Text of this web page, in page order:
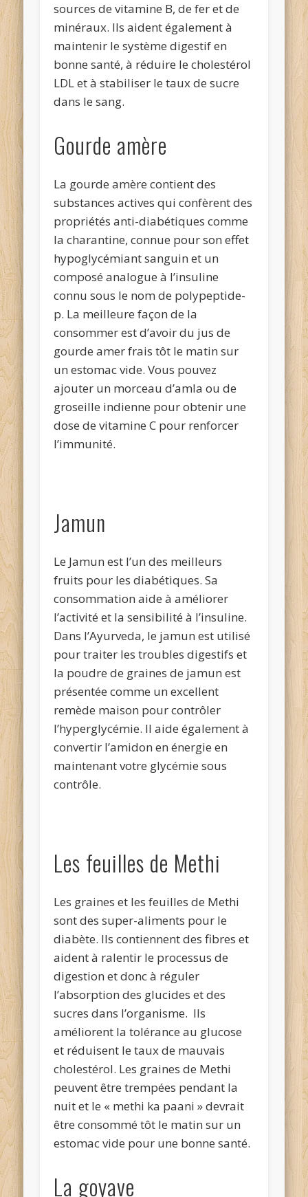
sources de vitamine B, de fer et de
minéraux. Ils aident également à
maintenir le système digestif en
bonne santé, à réduire le cholestérol
LDL et à stabiliser le taux de sucre
dans le sang.
Gourde amère
La gourde amère contient des
substances actives qui confèrent des
propriétés anti-diabétiques comme
la charantine, connue pour son effet
hypoglycémiant sanguin et un
composé analogue à l’insuline
connu sous le nom de polypeptide-
p. La meilleure façon de la
consommer est d’avoir du jus de
gourde amer frais tôt le matin sur
un estomac vide. Vous pouvez
ajouter un morceau d’amla ou de
groseille indienne pour obtenir une
dose de vitamine C pour renforcer
l’immunité.
Jamun
Le Jamun est l’un des meilleurs
fruits pour les diabétiques. Sa
consommation aide à améliorer
l’activité et la sensibilité à l’insuline.
Dans l’Ayurveda, le jamun est utilisé
pour traiter les troubles digestifs et
la poudre de graines de jamun est
présentée comme un excellent
remède maison pour contrôler
l’hyperglycémie. Il aide également à
convertir l’amidon en énergie en
maintenant votre glycémie sous
contrôle.
Les feuilles de Methi
Les graines et les feuilles de Methi
sont des super-aliments pour le
diabète. Ils contiennent des fibres et
aident à ralentir le processus de
digestion et donc à réguler
l’absorption des glucides et des
sucres dans l’organisme. Ils
améliorent la tolérance au glucose
et réduisent le taux de mauvais
cholestérol. Les graines de Methi
peuvent être trempées pendant la
nuit et le « methi ka paani » devrait
être consommé tôt le matin sur un
estomac vide pour une bonne santé.
La goyave